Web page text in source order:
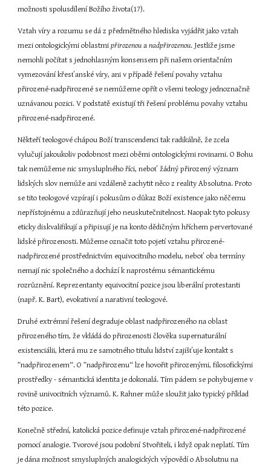
možnosti spolusdílení Božího života(17).
Vztah víry a rozumu se dá z předmětného hlediska vyjádřit jako vztah
mezi ontologickými oblastmi přirozenou a nadpřirozenou. Jestliže jsme
nemohli počítat s jednohlasným konsensem při našem orientačním
vymezování křesťanské víry, ani v případě řešení povahy vztahu
přirozené-nadpřirozené se nemůžeme opřít o všemi teology jednoznačně
uznávanou pozici. V podstatě existují tři řešení problému povahy vztahu
přirozené-nadpřirozené.
Někteří teologové chápou Boží transcendenci tak radikálně, že zcela
vylučují jakoukoliv podobnost mezi oběmi ontologickými rovinami. O Bohu
tak nemůžeme nic smysluplného říci, neboť žádný přirozený význam
lidských slov nemůže ani vzdáleně zachytit něco z reality Absolutna. Proto
se tito teologové vzpírají i pokusům o důkaz Boží existence jako něčemu
nepřístojnému a zdůrazňují jeho neuskutečnitelnost. Naopak tyto pokusy
eticky diskvalifikují a připisují je na konto dědičným hříchem pervertované
lidské přirozenosti. Můžeme označit toto pojetí vztahu přirozené-
nadpřirozené prostřednictvím equivocitního modelu, neboť oba termíny
nemají nic společného a dochází k naprostému sémantickému
rozrůznění. Reprezentanty equivocitní pozice jsou liberální protestanti
(např. K. Bart), evokativní a narativní teologové.
Druhé extrémní řešení degraduje oblast nadpřirozeného na oblast
přirozeného tím, že vkládá do přirozenosti člověka supernaturální
existenciálii, která mu ze samotného titulu lidství zajišťuje kontakt s
”nadpřirozenem“. O ”nadpřirozenu“ lze hovořit přirozenými, filosofickými
prostředky - sémantická identita je dokonalá. Tím pádem se pohybujeme v
rovině univocitních významů. K. Rahner může sloužit jako typický příklad
této pozice.
Konečně střední, katolická pozice definuje vztah přirozené-nadpřirozené
pomocí analogie. Tvorové jsou podobní Stvořiteli, i když opak neplatí. Tím
je dána možnost smysluplných analogických výpovědí o Absolutnu na